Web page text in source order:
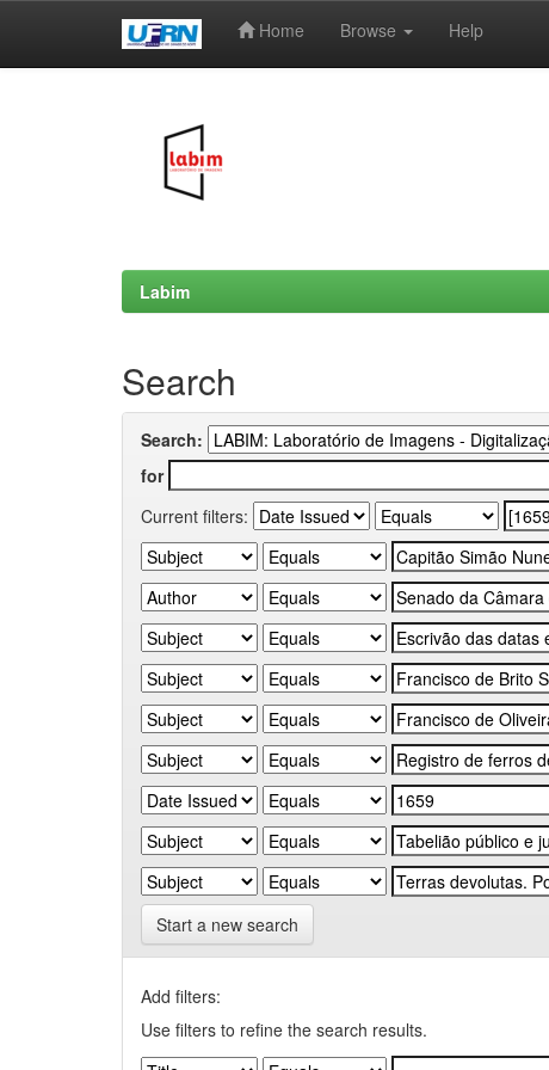
Home Browse Help
Labim
Search
Search:
for
Current filters:
Start a new search
Add filters:
Use filters to refine the search results.